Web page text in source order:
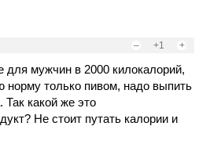
– +1 +
для мужчин в 2000 килокалорий,
норму только пивом, надо выпить
какой же это
Не стоит путать калории и